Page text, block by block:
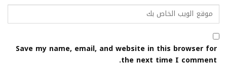
Save my name, email, and website in this browser for
the next time I comment.